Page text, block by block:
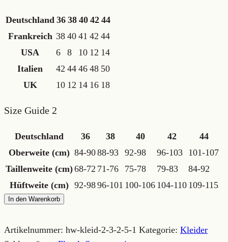
Deutschland 36 38 40 42 44
Frankreich 38 40 41 42 44
USA
6 8 10 12 14
Italien
42 44 46 48 50
UK
10 12 14 16 18
Size Guide 2
Deutschland 36 38 40 42
44
Oberweite (cm) 84-9088-93 92-98 96-103 101-107
Taillenweite (cm)68-72 71-76 75-78 79-83
84-92
Hüftweite (cm) 92-9896-101 100-106 104-110 109-115
"Abendsegler"
mit
In den Warenkorb
Artikelnummer: hw-kleid-2-3-2-5-1 Kategorie: Kleider